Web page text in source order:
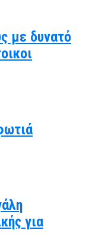
με δυνατό
για